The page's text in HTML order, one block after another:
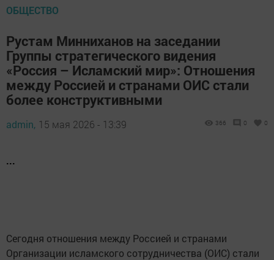
ОБЩЕСТВО
Рустам Минниханов на заседании
Группы стратегического видения
«Россия – Исламский мир»: Отношения
между Россией и странами ОИС стали
более конструктивными
admin, 15 мая 2026 - 13:39 366 0 0
...
Сегодня отношения между Россией и странами
Организации исламского сотрудничества (ОИС) стали